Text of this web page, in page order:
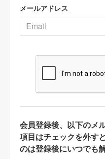
メールアドレス
会員登録後、以下のメ
項目はチェックを外す
のは登録後にいつでも